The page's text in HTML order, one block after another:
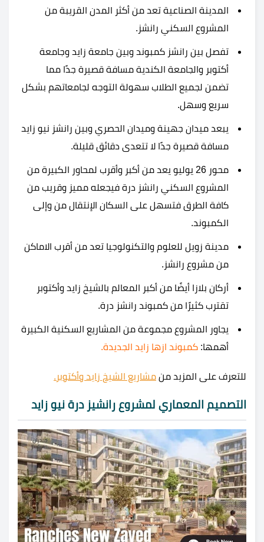
المدينة الصناعية تعد من أكثر المدن القريبة من
المشروع السكني رانشز.
تفصل بين رانشز كمبوند وبين جامعة زايد وجامعة
أكتوبر والجامعة الكندية مسافة قصيرة جدًا مما
تضمن لجميع الطلاب سهولة التوجه لجامعاتهم بشكل
سريع وسهل.
يبعد ميدان جهينة وميدان الحصري وبين رانشز نيو زايد
مسافة قصيرة جدًا لا تتعدى دقائق قليلة.
محور 26 يوليو يعد من أكبر وأقرب لمحاور الكبيرة من
المشروع السكني رانشز درة فيجعله مميز وقريب من
كافة الطرق فتسهل على السكان الإنتقال من وإلى
الكمبوند.
مدينة زويل للعلوم والتكنولوجيا تعد من أقرب الاماكن
من مشروع رانشز.
أركان بلازا أيضًا من أكبر المعالم بالشيخ زايد وأكتوبر
تقترب كثيرًا من كمبوند رانشز درة.
يجاور المشروع مجموعة من المشاريع السكنية الكبيرة
أهمها: كمبوند ازها زايد الجديدة.
للتعرف على المزيد من مشاريع الشيخ زايد وأكتوبر.
التصميم المعماري لمشروع رانشيز درة نيو زايد